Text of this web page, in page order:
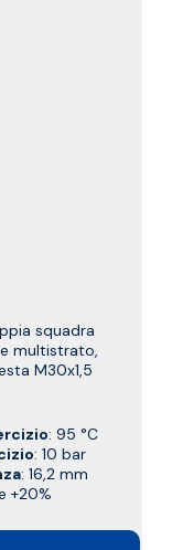
squadra
multistrato,
M30x1,5
: 95 °C
: 10 bar
: 16,2 mm
+20%